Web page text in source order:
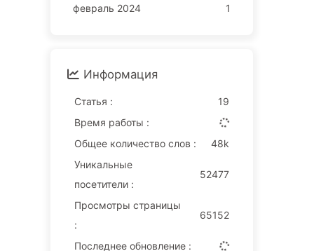
февраль 2024
1
Информация
Статья :
19
Время работы :
Общее количество слов :
48k
Уникальные
посетители :
52477
Просмотры страницы
:
65152
Последнее обновление :